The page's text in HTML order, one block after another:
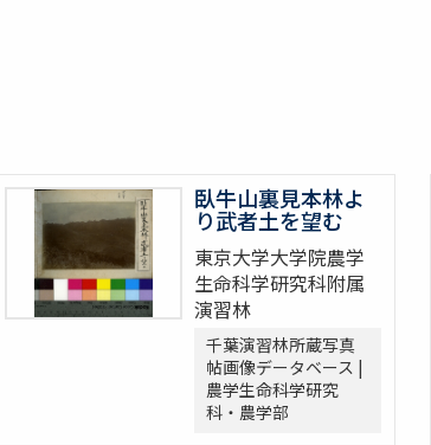
臥牛山裏見本林よ
り武者土を望む
東京大学大学院農学
生命科学研究科附属
演習林
千葉演習林所蔵写真
帖画像データベース |
農学生命科学研究
科・農学部